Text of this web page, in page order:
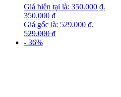
529.000₫
Giá gốc là: 529.000 ₫.
350.000 ₫
Giá hiện tại là: 350.000 ₫.
- 36%